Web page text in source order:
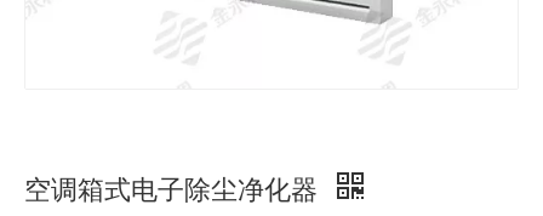
空调箱式电子除尘净化器